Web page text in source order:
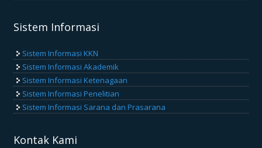
Sistem Informasi
Sistem Informasi KKN
Sistem Informasi Akademik
Sistem Informasi Ketenagaan
Sistem Informasi Penelitian
Sistem Informasi Sarana dan Prasarana
Kontak Kami